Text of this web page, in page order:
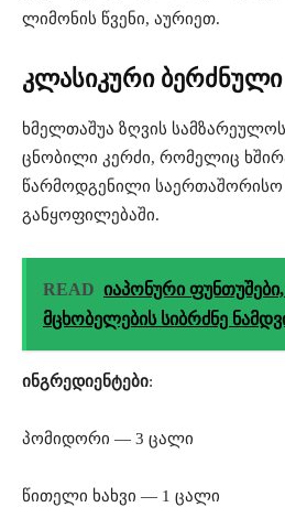
ლიმონის წვენი, აურიეთ.
კლასიკური
ხმელთაშუა ზღვის
ცნობილი კერძი, რომელიც
წარმოდგენილი საერთაშორისო
განყოფილებაში.
READ იაპონური
მცხობელების სიბრძნე
ინგრედიენტები:
პომიდორი — 3 ცალი
წითელი ხახვი — 1 ცალი